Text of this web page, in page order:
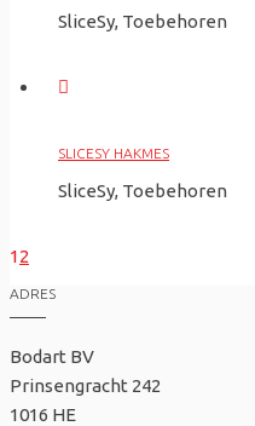
SliceSy, Toebehoren
SLICESY HAKMES
SliceSy, Toebehoren
12
ADRES
Bodart BV
Prinsengracht 242
1016 HE